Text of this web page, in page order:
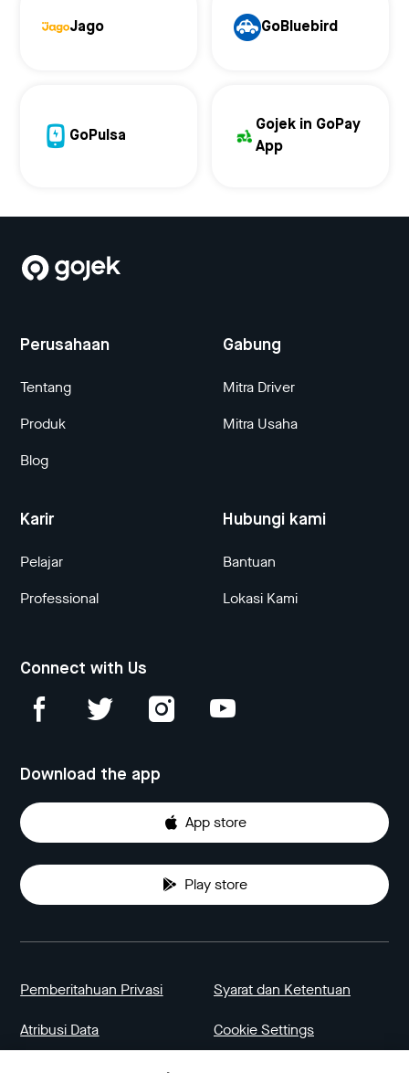
Jago GoBluebird
GoPulsa
Gojek in GoPay
App
Perusahaan
Tentang
Produk
Blog
Gabung
Mitra Driver
Mitra Usaha
Karir
Pelajar
Professional
Hubungi kami
Bantuan
Lokasi Kami
Connect with Us
Download the app
App store
Play store
Pemberitahuan Privasi Syarat dan Ketentuan
Atribusi Data Cookie Settings